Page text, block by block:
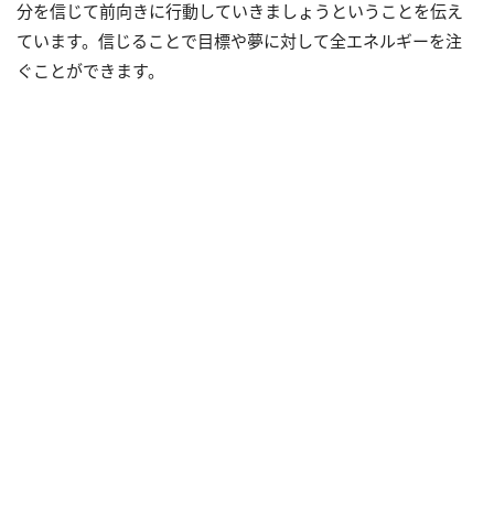
分を信じて前向きに行動していきましょうということを伝え
ています。信じることで目標や夢に対して全エネルギーを注
ぐことができます。